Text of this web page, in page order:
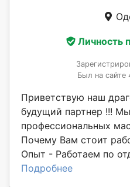
Личность
Был на сайте
Приветствую наш
будущий партнер !!!
профессиональных
Почему Вам стоит
Опыт - Работаем по
Подробнее